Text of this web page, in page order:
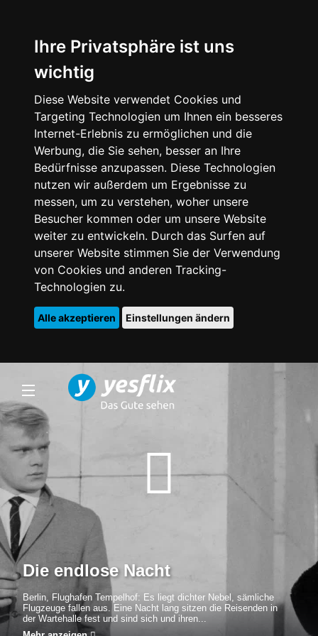
Ihre Privatsphäre ist uns
wichtig
Diese Website verwendet Cookies und
Targeting Technologien um Ihnen ein besseres
Internet-Erlebnis zu ermöglichen und die
Werbung, die Sie sehen, besser an Ihre
Bedürfnisse anzupassen. Diese Technologien
nutzen wir außerdem um Ergebnisse zu
messen, um zu verstehen, woher unsere
Besucher kommen oder um unsere Website
weiter zu entwickeln. Durch das Surfen auf
unserer Website stimmen Sie der Verwendung
von Cookies und anderen Tracking-
Technologien zu.
Alle akzeptieren Einstellungen ändern
Die endlose Nacht
Berlin, Flughafen Tempelhof: Es liegt dichter Nebel, sämliche
Flugzeuge fallen aus. Eine Nacht lang sitzen die Reisenden in
der Wartehalle fest und sind sich und ihren...